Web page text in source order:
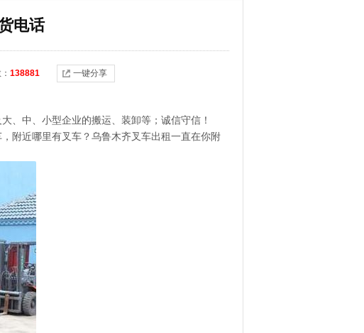
电话
138881 一键分享
、中、小型企业的搬运、装卸等；诚信守信！
附近哪里有叉车？乌鲁木齐叉车出租一直在你附